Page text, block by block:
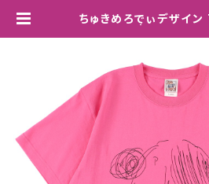
ちゅきめろでぃデザイン Tシャツ ピ